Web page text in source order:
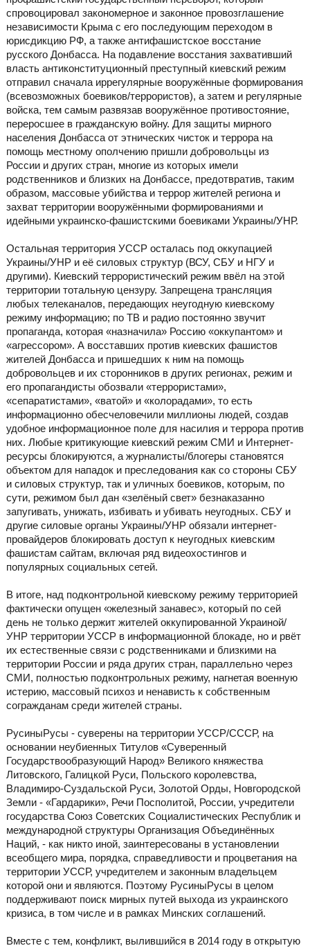
спровоцировал закономерное и законное провозглашение
независимости Крыма с его последующим переходом в
юрисдикцию РФ, а также антифашистское восстание
русского Донбасса. На подавление восстания захвативший
власть антиконституционный преступный киевский режим
отправил сначала иррегулярные вооружённые формирования
(всевозможных боевиков/террористов), а затем и регулярные
войска, тем самым развязав вооружённое противостояние,
переросшее в гражданскую войну. Для защиты мирного
населения Донбасса от этнических чисток и террора на
помощь местному ополчению пришли добровольцы из
России и других стран, многие из которых имели
родственников и близких на Донбассе, предотвратив, таким
образом, массовые убийства и террор жителей региона и
захват территории вооружёнными формированиями и
идейными украинско-фашистскими боевиками Украины/УНР.
Остальная территория УССР осталась под оккупацией
Украины/УНР и её силовых структур (ВСУ, СБУ и НГУ и
другими). Киевский террористический режим ввёл на этой
территории тотальную цензуру. Запрещена трансляция
любых телеканалов, передающих неугодную киевскому
режиму информацию; по ТВ и радио постоянно звучит
пропаганда, которая «назначила» Россию «оккупантом» и
«агрессором». А восставших против киевских фашистов
жителей Донбасса и пришедших к ним на помощь
добровольцев и их сторонников в других регионах, режим и
его пропагандисты обозвали «террористами»,
«сепаратистами», «ватой» и «колорадами», то есть
информационно обесчеловечили миллионы людей, создав
удобное информационное поле для насилия и террора против
них. Любые критикующие киевский режим СМИ и Интернет-
ресурсы блокируются, а журналисты/блогеры становятся
объектом для нападок и преследования как со стороны СБУ
и силовых структур, так и уличных боевиков, которым, по
сути, режимом был дан «зелёный свет» безнаказанно
запугивать, унижать, избивать и убивать неугодных. СБУ и
другие силовые органы Украины/УНР обязали интернет-
провайдеров блокировать доступ к неугодных киевским
фашистам сайтам, включая ряд видеохостингов и
популярных социальных сетей.
В итоге, над подконтрольной киевскому режиму территорией
фактически опущен «железный занавес», который по сей
день не только держит жителей оккупированной Украиной/
УНР территории УССР в информационной блокаде, но и рвёт
их естественные связи с родственниками и близкими на
территории России и ряда других стран, параллельно через
СМИ, полностью подконтрольных режиму, нагнетая военную
истерию, массовый психоз и ненависть к собственным
согражданам среди жителей страны.
РусиныРусы - суверены на территории УССР/СССР, на
основании неубиенных Титулов «Суверенный
Государствообразующий Народ» Великого княжества
Литовского, Галицкой Руси, Польского королевства,
Владимиро-Суздальской Руси, Золотой Орды, Новгородской
Земли - «Гардарики», Речи Посполитой, России, учредители
государства Союз Советских Социалистических Республик и
международной структуры Организация Объединённых
Наций, - как никто иной, заинтересованы в установлении
всеобщего мира, порядка, справедливости и процветания на
территории УССР, учредителем и законным владельцем
которой они и являются. Поэтому РусиныРусы в целом
поддерживают поиск мирных путей выхода из украинского
кризиса, в том числе и в рамках Минских соглашений.
Вместе с тем, конфликт, вылившийся в 2014 году в открытую